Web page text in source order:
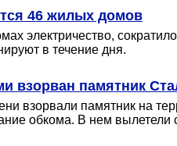
46 жилых домов
электричество,
в течение дня.
взорван памятник
взорвали памятник на
обкома. В нем вылетели